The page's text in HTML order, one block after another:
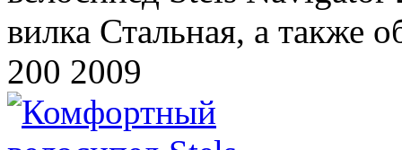
вилка Стальная, а также
200 2009